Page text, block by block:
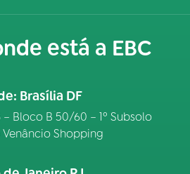
está a EBC
Brasília DF
– Bloco B 50/60 – 1º Subsolo
Shopping